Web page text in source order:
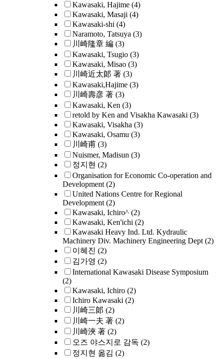
Kawasaki, Hajime (4)
Kawasaki, Masaji (4)
Kawasaki-shi (4)
Naramoto, Tatsuya (3)
川崎隆章 編 (3)
Kawasaki, Tsugio (3)
Kawasaki, Misao (3)
川崎近太郞 著 (3)
Kawasaki,Hajime (3)
川崎壽彦 著 (3)
Kawasaki, Ken (3)
retold by Ken and Visakha Kawasaki (3)
Kawasaki, Visakha (3)
Kawasaki, Osamu (3)
川崎甫 (3)
Nuismer, Madisun (3)
정지현 (2)
Organisation for Economic Co-operation and
Development (2)
United Nations Centre for Regional
Development (2)
Kawasaki, Ichiro^ (2)
Kawasaki, Ken'ichi (2)
Kawasaki Heavy Ind. Ltd. Kydraulic
Machinery Div. Machinery Engineering Dept (2)
이혜진 (2)
김가영 (2)
International Kawasaki Disease Symposium
(2)
Kawasaki, Ichiro (2)
Ichiro Kawasaki (2)
川崎三郞 (2)
川崎一夫 著 (2)
川崎浹 著 (2)
오즈 야스지로 감독 (2)
정지현 옮김 (2)